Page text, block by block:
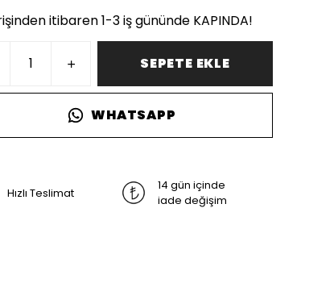
itibaren 1-3 iş gününde KAPINDA!
SEPETE EKLE
WHATSAPP
Hızlı Teslimat
14 gün içinde
iade değişim